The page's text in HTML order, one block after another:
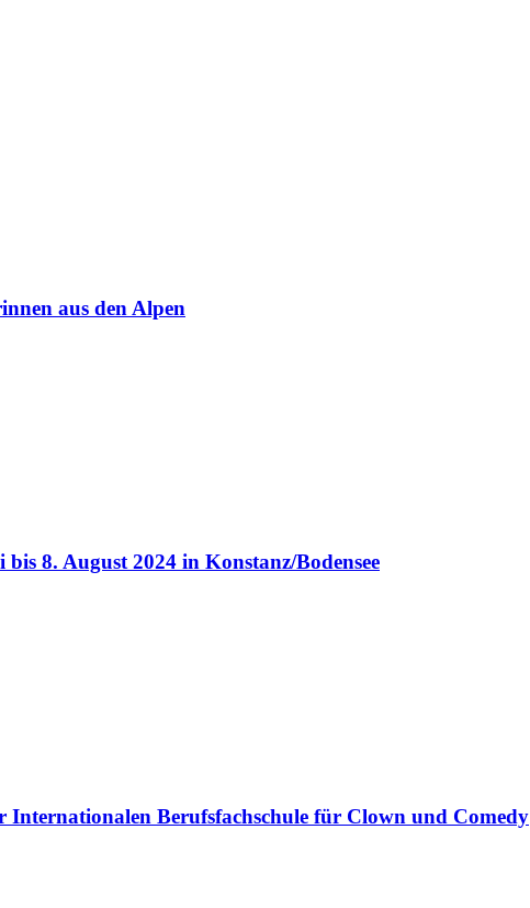
aus den Alpen
8. August 2024 in Konstanz/Bodensee
Berufsfachschule für Clown und Comedy